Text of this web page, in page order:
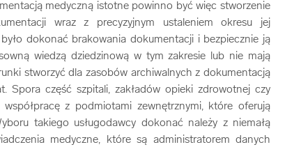
medyczną istotne powinno być więc stworzenie
wraz z precyzyjnym ustaleniem okresu jej
dokonać brakowania dokumentacji i bezpiecznie ją
wiedzą dziedzinową w tym zakresie lub nie mają
stworzyć dla zasobów archiwalnych z dokumentacją
Spora część szpitali, zakładów opieki zdrowotnej czy
z podmiotami zewnętrznymi, które oferują
takiego usługodawcy dokonać należy z niemałą
medyczne, które są administratorem danych